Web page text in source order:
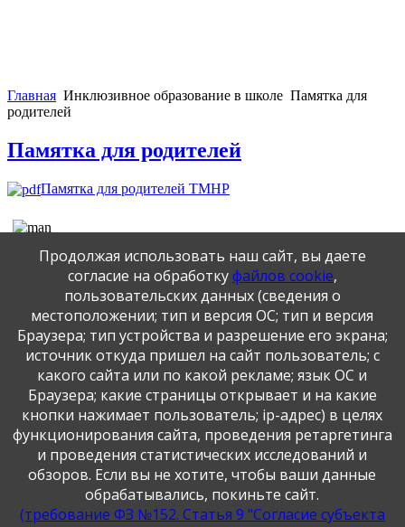
Главная Инклюзивное образование в школе Памятка для
родителей
Памятка для родителей
Памятка для родителей ТМНР
фотографий, производится в соответствии с
Федеральным законом от 27.07.2006 г. № 152-ФЗ " О
персональных данных", с согласия субъекта персональных
Продолжая использовать наш сайт, вы даете
согласие на обработкуфайлов cookie,
пользовательских данных (сведения о
местоположении; тип и версия ОС; тип и версия
Браузера; тип устройства и разрешение его экрана;
источник откуда пришел на сайт пользователь; с
какого сайта или по какой рекламе; язык ОС и
Браузера; какие страницы открывает и на какие
кнопки нажимает пользователь; ip-адрес) в целях
функционирования сайта, проведения ретаргетинга
и проведения статистических исследований и
обзоров. Если вы не хотите, чтобы ваши данные
обрабатывались, покиньте сайт.
(требование ФЗ №152. Статья 9 "Согласие субъекта